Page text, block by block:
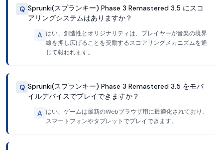
Q Sprunki(スプランキー) Phase 3 Remastered 3.5 にスコ
アリングシステムはありますか？
A はい、創造性とオリジナリティは、プレイヤーが音楽の境界
線を押し広げることを奨励するスコアリングメカニズムを通
じて報われます。
Q Sprunki(スプランキー) Phase 3 Remastered 3.5 をモバ
イルデバイスでプレイできますか？
A はい、ゲームは最新のWebブラウザ用に最適化されており、
スマートフォンやタブレットでプレイできます。